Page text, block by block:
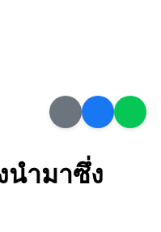
นำมาซึ่ง